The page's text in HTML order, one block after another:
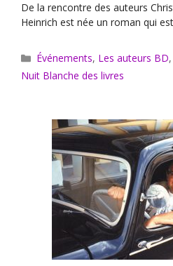
De la rencontre des auteurs
Heinrich est née un roman qui
Catégories
Événements, Les auteurs BD,
Nuit Blanche des livres